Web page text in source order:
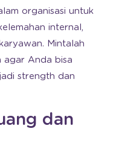
organisasi untuk
internal,
Mintalah
agar Anda bisa
strength dan
dan